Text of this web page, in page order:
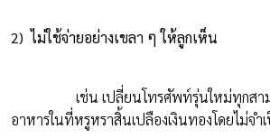
2) ไม่ใช้จ่ายอย่างเขลา ๆ ให้ลูกเห็น
เช่น เปลี่ยนโทรศัพท์รุ่นใหม่ทุกสามเ
อาหารในที่หรูหราสิ้นเปลืองเงินทองโดยไม่จำ